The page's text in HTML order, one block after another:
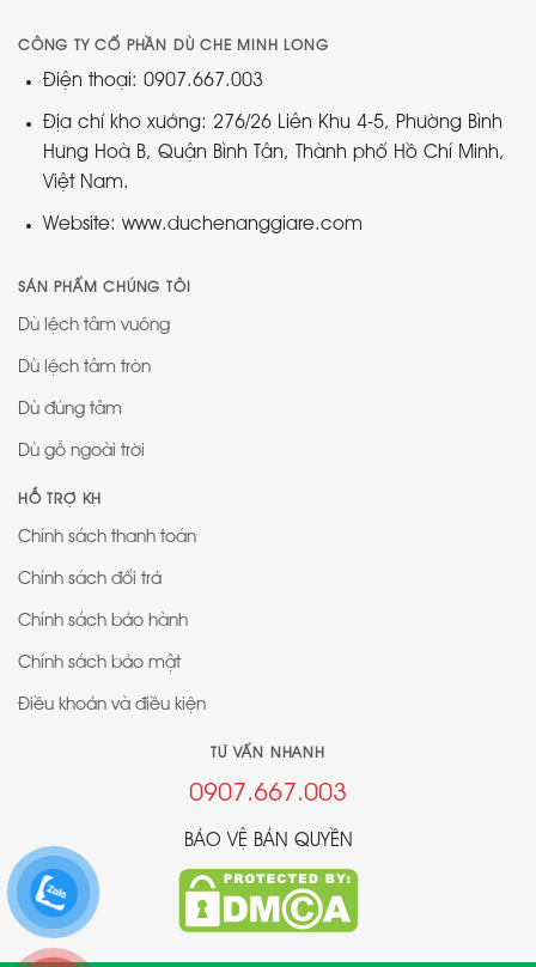
CÔNG TY CỔ PHẦN DÙ CHE MINH LONG
Điện thoại: 0907.667.003
Địa chỉ kho xưởng: 276/26 Liên Khu 4-5, Phường Bình
Hưng Hoà B, Quận Bình Tân, Thành phố Hồ Chí Minh,
Việt Nam.
Website: www.duchenanggiare.com
SẢN PHẨM CHÚNG TÔI
Dù lệch tâm vuông
Dù lệch tâm tròn
Dù đúng tâm
Dù gỗ ngoài trời
HỖ TRỢ KH
Chính sách thanh toán
Chính sách đổi trả
Chính sách bảo hành
Chính sách bảo mật
Điều khoản và điều kiện
TƯ VẤN NHANH
0907.667.003
BẢO VỆ BẢN QUYỀN